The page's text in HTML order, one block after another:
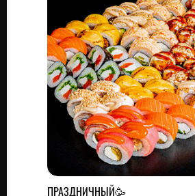
ПРАЗДНИЧНЫЙ🥳